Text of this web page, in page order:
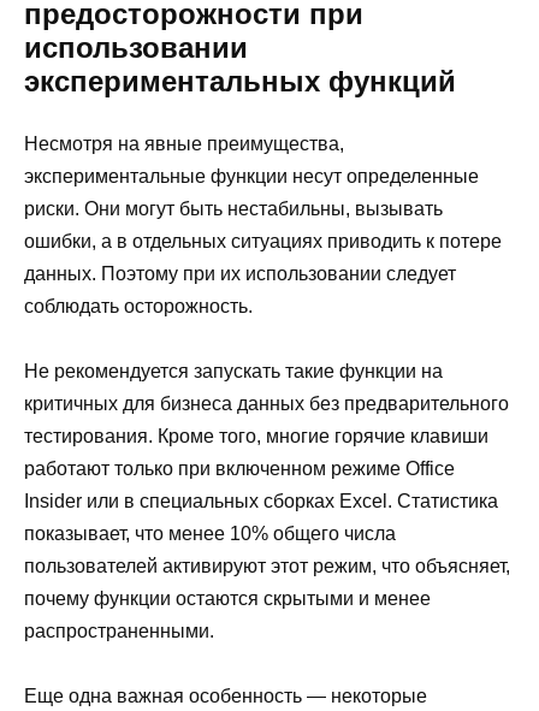
предосторожности при
использовании
экспериментальных функций
Несмотря на явные преимущества,
экспериментальные функции несут определенные
риски. Они могут быть нестабильны, вызывать
ошибки, а в отдельных ситуациях приводить к потере
данных. Поэтому при их использовании следует
соблюдать осторожность.
Не рекомендуется запускать такие функции на
критичных для бизнеса данных без предварительного
тестирования. Кроме того, многие горячие клавиши
работают только при включенном режиме Office
Insider или в специальных сборках Excel. Статистика
показывает, что менее 10% общего числа
пользователей активируют этот режим, что объясняет,
почему функции остаются скрытыми и менее
распространенными.
Еще одна важная особенность — некоторые